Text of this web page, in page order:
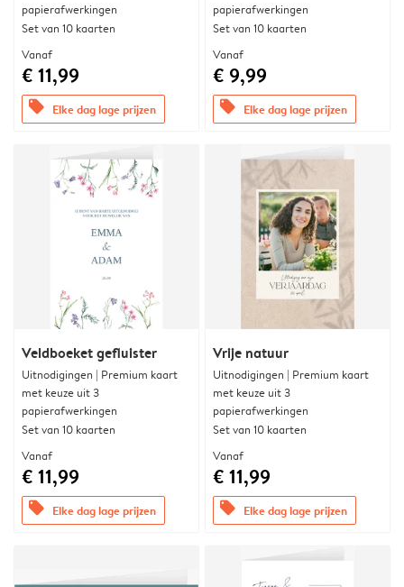
papierafwerkingen
Set van 10 kaarten
Vanaf
€ 11,99
offers Elke dag lage prijzen
papierafwerkingen
Set van 10 kaarten
Vanaf
€ 9,99
offers Elke dag lage prijzen
Veldboeket gefluister
Uitnodigingen | Premium kaart
met keuze uit 3
papierafwerkingen
Set van 10 kaarten
Vanaf
€ 11,99
offers Elke dag lage prijzen
Vrije natuur
Uitnodigingen | Premium kaart
met keuze uit 3
papierafwerkingen
Set van 10 kaarten
Vanaf
€ 11,99
offers Elke dag lage prijzen